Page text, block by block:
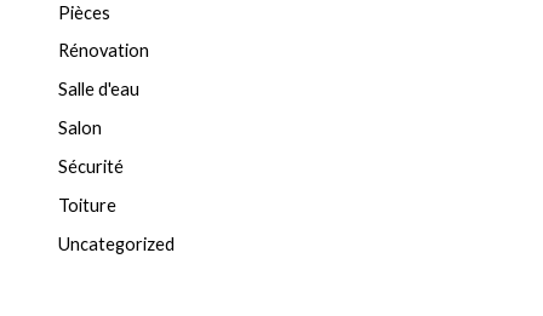
Pièces
Rénovation
Salle d'eau
Salon
Sécurité
Toiture
Uncategorized